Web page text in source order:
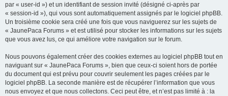
par « user-id ») et un identifiant de session invité (désigné ci-après par
« session-id »), qui vous sont automatiquement assignés par le logiciel phpBB.
Un troisième cookie sera créé une fois que vous naviguerez sur les sujets de
« JaunePaca Forums » et est utilisé pour stocker les informations sur les sujets
que vous avez lus, ce qui améliore votre navigation sur le forum.
Nous pouvons également créer des cookies externes au logiciel phpBB tout en
naviguant sur « JaunePaca Forums », bien que ceux-ci soient hors de portée
du document qui est prévu pour couvrir seulement les pages créées par le
logiciel phpBB. La seconde manière est de récupérer l’information que vous
nous envoyez et que nous collectons. Ceci peut être, et n’est pas limité à : la